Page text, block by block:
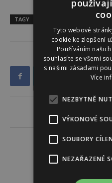
TAGY Životní
Tyto webové
cookie ke zlepšení
Používáním
souhlasíte se všemi
s našimi zásadami
Více
NEZBYTNĚ
VÝKONOVÉ
SOUBORY
NEZAŘAZENÉ